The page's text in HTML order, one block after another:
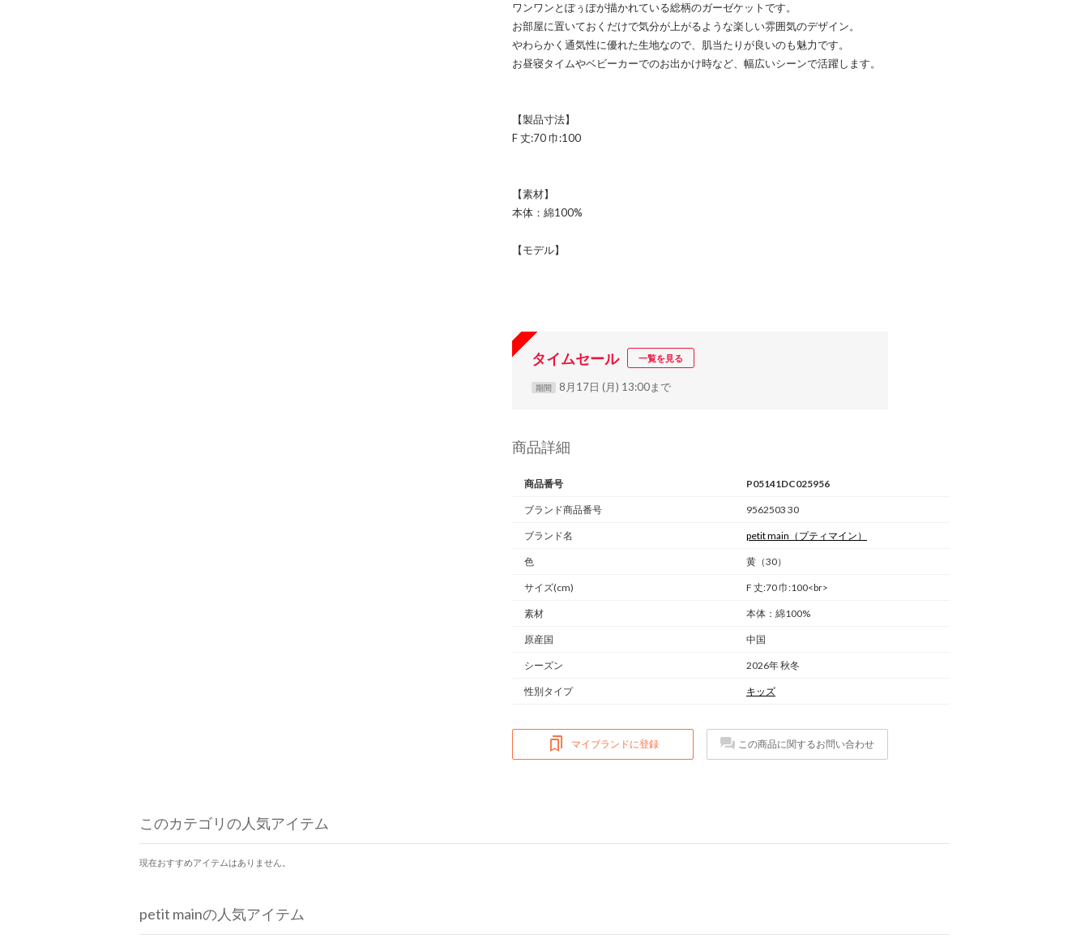
ワンワンとぽぅぽが描かれている総柄のガーゼケットです。
お部屋に置いておくだけで気分が上がるような楽しい雰囲気のデザイン。
やわらかく通気性に優れた生地なので、肌当たりが良いのも魅力です。
お昼寝タイムやベビーカーでのお出かけ時など、幅広いシーンで活躍します。
【製品寸法】
F 丈:70 巾:100
【素材】
本体：綿100%
【モデル】
タイムセール 一覧を見る
期間 8月17日 (月) 13:00まで
商品詳細
商品番号 P05141DC025956
ブランド商品番号 9562503 30
ブランド名 petit main （プティマイン）
色 黄（30）
サイズ(cm) F 丈:70 巾:100<br>
素材 本体：綿100%
原産国 中国
シーズン 2026年 秋冬
性別タイプ キッズ
マイブランドに登録 この商品に関するお問い合わせ
このカテゴリの人気アイテム
現在おすすめアイテムはありません。
petit mainの人気アイテム